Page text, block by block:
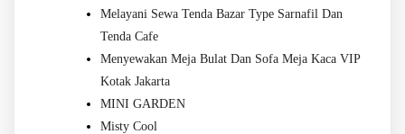
Melayani Sewa Tenda Bazar Type Sarnafil Dan
Tenda Cafe
Menyewakan Meja Bulat Dan Sofa Meja Kaca VIP
Kotak Jakarta
MINI GARDEN
Misty Cool